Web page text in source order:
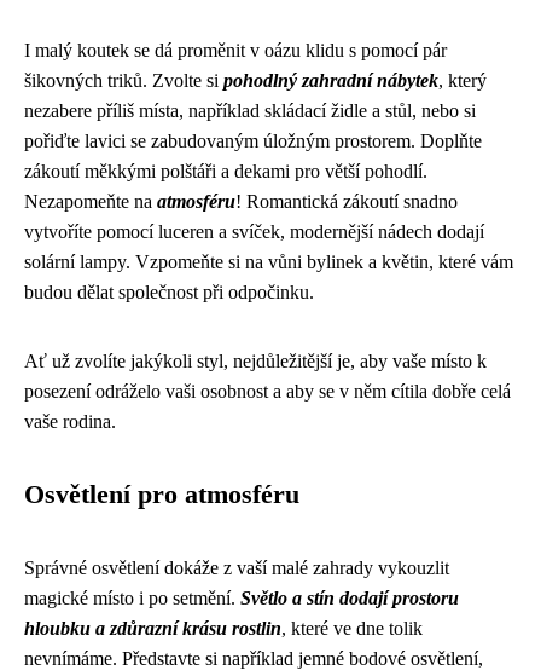
I malý koutek se dá proměnit v oázu klidu s pomocí pár
šikovných triků. Zvolte si pohodlný zahradní nábytek, který
nezabere příliš místa, například skládací židle a stůl, nebo si
pořiďte lavici se zabudovaným úložným prostorem. Doplňte
zákoutí měkkými polštáři a dekami pro větší pohodlí.
Nezapomeňte na atmosféru! Romantická zákoutí snadno
vytvoříte pomocí luceren a svíček, modernější nádech dodají
solární lampy. Vzpomeňte si na vůni bylinek a květin, které vám
budou dělat společnost při odpočinku.
Ať už zvolíte jakýkoli styl, nejdůležitější je, aby vaše místo k
posezení odráželo vaši osobnost a aby se v něm cítila dobře celá
vaše rodina.
Osvětlení pro atmosféru
Správné osvětlení dokáže z vaší malé zahrady vykouzlit
magické místo i po setmění. Světlo a stín dodají prostoru
hloubku a zdůrazní krásu rostlin, které ve dne tolik
nevnímáme. Představte si například jemné bodové osvětlení,